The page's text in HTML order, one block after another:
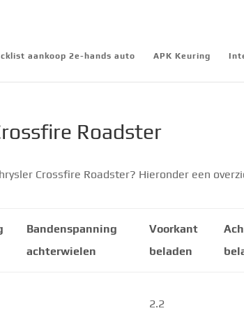
aankoop 2e-hands auto APK Keuring
Roadster
Crossfire Roadster? Hieronder een
Bandenspanning
achterwielen
Voorkant
beladen
2.2